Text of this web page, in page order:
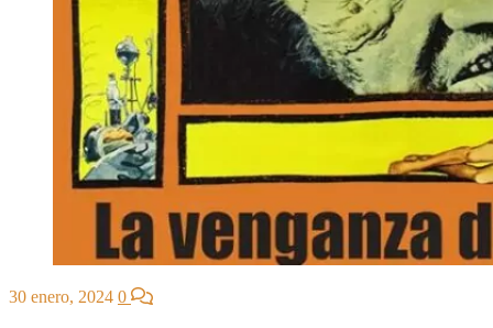
30 enero, 2024 0